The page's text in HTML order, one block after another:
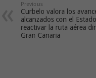
Previous
Curbelo valora los
alcanzados con el
reactivar la ruta aérea
Gran Canaria